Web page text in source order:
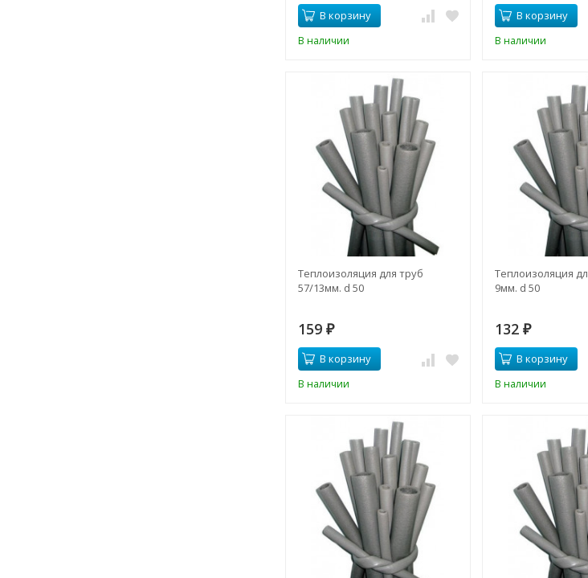
В корзину
В наличии
В корзину
В наличии
Теплоизоляция для труб
57/13мм. d 50
159 ₽
В корзину
В наличии
Теплоизоляция
9мм. d 50
132 ₽
В корзину
В наличии